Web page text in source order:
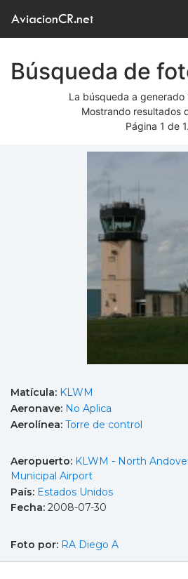
AviacionCR.net
Búsqueda de
La búsqueda a generado
Mostrando resultados
Página 1 de 1.
Matícula: KLWM
Aeronave: No Aplica
Aerolínea: Torre de control
Aeropuerto: KLWM - North
Municipal Airport
País: Estados Unidos
Fecha: 2008-07-30
Foto por: RA Diego A